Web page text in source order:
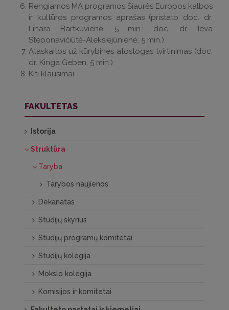
Rengiamos MA programos Šiaurės Europos kalbos
ir kultūros programos aprašas (pristato doc. dr.
Linara Bartkuvienė, 5 min.; doc. dr. Ieva
Steponavičiūtė-Aleksiejūnienė, 5 min.).
Ataskaitos už kūrybines atostogas tvirtinimas (doc.
dr. Kinga Geben, 5 min.).
Kiti klausimai.
FAKULTETAS
Istorija
Struktūra
Taryba
Tarybos naujienos
Dekanatas
Studijų skyrius
Studijų programų komitetai
Studijų kolegija
Mokslo kolegija
Komisijos ir komitetai